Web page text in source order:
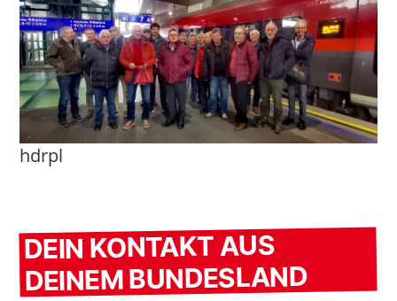
hdrpl
DEIN KONTAKT AUS
DEINEM BUNDESLAND